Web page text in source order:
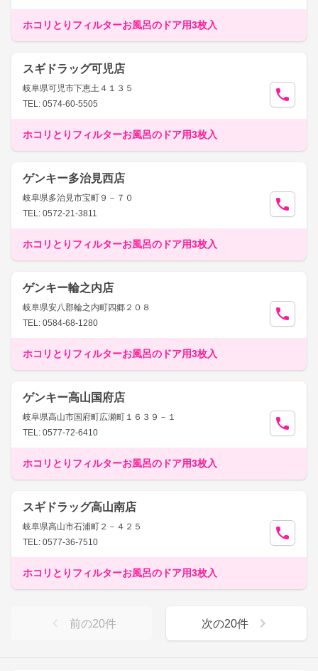
ホコリとりフィルターお風呂のドア用3枚入
スギドラッグ可児店
岐阜県可児市下恵土４１３５
TEL: 0574-60-5505
ホコリとりフィルターお風呂のドア用3枚入
ゲンキー多治見西店
岐阜県多治見市宝町９－７０
TEL: 0572-21-3811
ホコリとりフィルターお風呂のドア用3枚入
ゲンキー輪之内店
岐阜県安八郡輪之内町四郷２０８
TEL: 0584-68-1280
ホコリとりフィルターお風呂のドア用3枚入
ゲンキー高山国府店
岐阜県高山市国府町広瀬町１６３９－１
TEL: 0577-72-6410
ホコリとりフィルターお風呂のドア用3枚入
スギドラッグ高山南店
岐阜県高山市石浦町２－４２５
TEL: 0577-36-7510
ホコリとりフィルターお風呂のドア用3枚入
前の20件 次の20件